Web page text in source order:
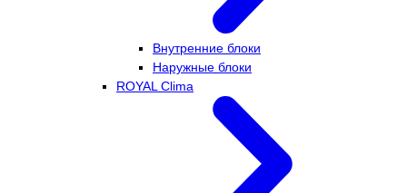
Внутренние блоки
Наружные блоки
ROYAL Clima